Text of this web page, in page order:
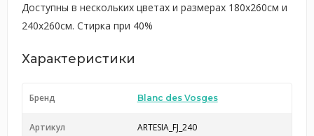
Доступны в нескольких цветах и размерах 180x260см и
240x260см. Стирка при 40%
Характеристики
Бренд Blanc des Vosges
Артикул ARTESIA_FJ_240